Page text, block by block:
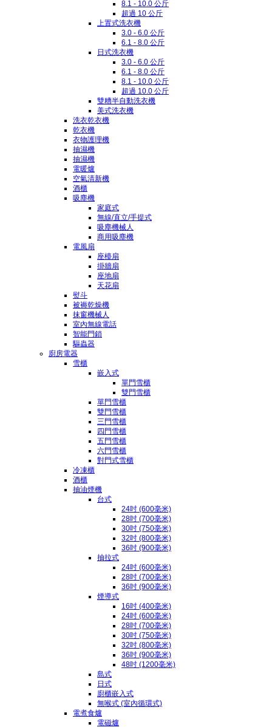
8.1 - 10.0 公斤
超過 10 公斤
上置式洗衣機
3.0 - 6.0 公斤
6.1 - 8.0 公斤
日式洗衣機
3.0 - 6.0 公斤
6.1 - 8.0 公斤
8.1 - 10.0 公斤
超過 10.0 公斤
雙糟半自動洗衣機
美式洗衣機
洗衣乾衣機
乾衣機
衣物護理機
抽濕機
抽濕機
電暖爐
空氣清新機
酒櫃
吸塵機
家庭式
無線/直立/手提式
吸塵機械人
商用吸塵機
電風扇
座檯扇
掛牆扇
座地扇
天花扇
熨斗
被褥乾燥機
抹窗機械人
室內無線電話
智能門鎖
驅蟲器
廚房電器
雪櫃
嵌入式
單門雪櫃
雙門雪櫃
單門雪櫃
雙門雪櫃
三門雪櫃
四門雪櫃
五門雪櫃
六門雪櫃
對門式雪櫃
冷凍櫃
酒櫃
抽油煙機
台式
24吋 (600毫米)
28吋 (700毫米)
30吋 (750毫米)
32吋 (800毫米)
36吋 (900毫米)
抽拉式
24吋 (600毫米)
28吋 (700毫米)
36吋 (900毫米)
煙導式
16吋 (400毫米)
24吋 (600毫米)
28吋 (700毫米)
30吋 (750毫米)
32吋 (800毫米)
36吋 (900毫米)
48吋 (1200毫米)
島式
日式
廚櫃嵌入式
無喉式 (室內循環式)
電煮食爐
電磁爐